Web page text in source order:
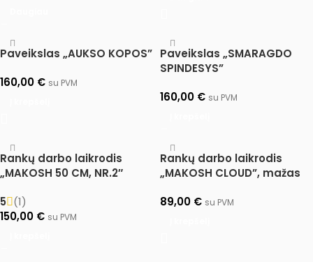
Paveikslas „AUKSO KOPOS”
160,00 € su PVM
Paveikslas „SMARAGDO
SPINDESYS”
160,00 € su PVM
Rankų darbo laikrodis
„MAKOSH 50 CM, NR.2″
5 (1)
150,00 € su PVM
Rankų darbo laikrodis
„MAKOSH CLOUD”, mažas
89,00 € su PVM